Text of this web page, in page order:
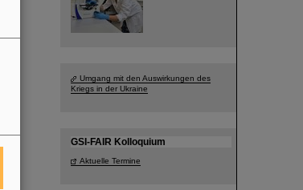
Umgang mit den Auswirkungen des
Kriegs in der Ukraine
GSI-FAIR Kolloquium
Aktuelle Termine